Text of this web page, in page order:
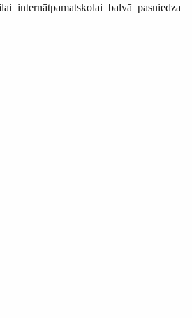
internātpamatskolai balvā pasniedza